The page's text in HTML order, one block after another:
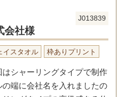
J013839
会社様
イスタオル 枠ありプリント
シャーリングタイプで制作
端に会社名を入れましたの